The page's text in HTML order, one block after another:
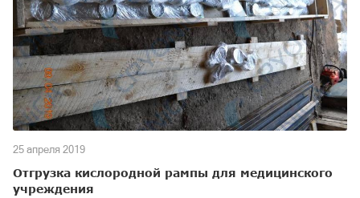
25 апреля 2019
Отгрузка кислородной рампы для медицинского
учреждения